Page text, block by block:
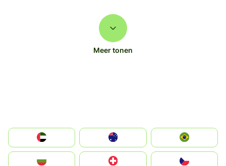
Meer tonen
الإمارات العربية المتحدة
Switzerland